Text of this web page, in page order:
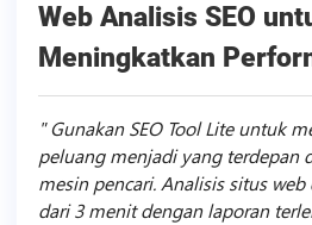
Web Analisis SEO
Meningkatkan
Gunakan SEO Tool Lite untuk
peluang menjadi yang terdepan
mesin pencari. Analisis situs
dari 3 menit dengan laporan
सेवाएँ